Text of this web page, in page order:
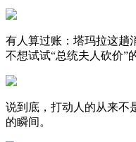
有人算过账：塔玛拉这趟
不想试试“总统夫人砍价”
说到底，打动人的从来不
的瞬间。